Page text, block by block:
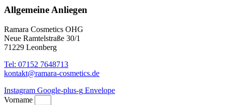
Allgemeine Anliegen
Ramara Cosmetics OHG
Neue Ramtelstraße 30/1
71229 Leonberg
Tel: 07152 7648713
kontakt@ramara-cosmetics.de
Instagram Google-plus-g Envelope
Vorname